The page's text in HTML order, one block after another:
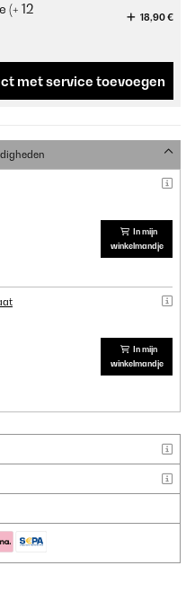
(+ 12
18,90 €
met service toevoegen
In mijn
winkelmandje
In mijn
winkelmandje